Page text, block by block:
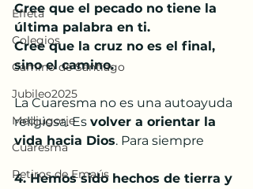
Effetá
Colegios
Camino de Santiago
Jubileo2025
Medjugorje
Cuaresma
Retiros de Emaús
Cree que el pecado no tiene la
última palabra en ti.
Cree que la cruz no es el final,
sino el camino.
La Cuaresma no es una autoayuda
religiosa. Es volver a orientar la
vida hacia Dios. Para siempre
4. Hemos sido hechos de tierra y